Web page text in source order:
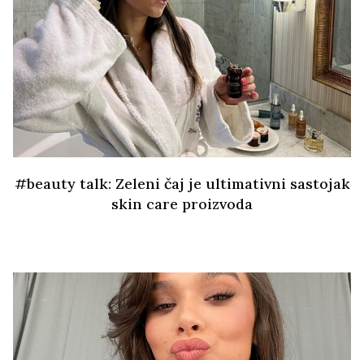
#beauty talk: Zeleni čaj je ultimativni sastojak
skin care proizvoda